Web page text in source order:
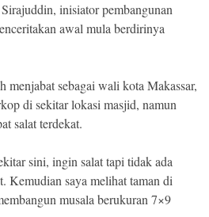
inisiator pembangunan
awal mula berdirinya
menjabat sebagai wali kota Makassar,
di sekitar lokasi masjid, namun
salat terdekat.
sini, ingin salat tapi tidak ada
Kemudian saya melihat taman di
musala berukuran 7×9